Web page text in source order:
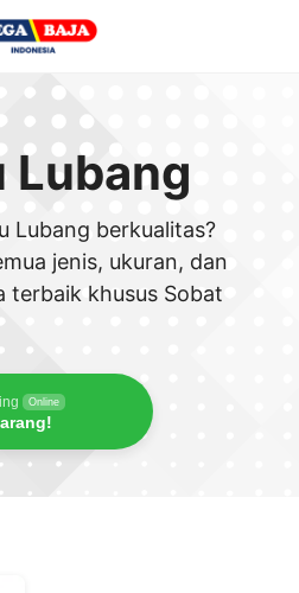
Lubang
Lubang berkualitas?
jenis, ukuran, dan
terbaik khusus Sobat
Online